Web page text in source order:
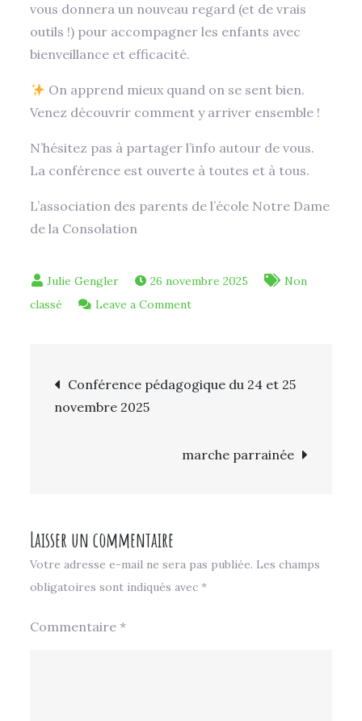
vous donnera un nouveau regard (et de vrais
outils !) pour accompagner les enfants avec
bienveillance et efficacité.
On apprend mieux quand on se sent bien.
Venez découvrir comment y arriver ensemble !
N’hésitez pas à partager l’info autour de vous.
La conférence est ouverte à toutes et à tous.
L’association des parents de l’école Notre Dame
de la Consolation
26 novembre 2025
Non
classé
Leave a Commenton
outils
ses
humeur
Navigation
de
Conférence pédagogique du 24 et 25
novembre 2025
marche parrainée
Laisser un commentaire
Votre adresse e-mail ne sera pas publiée. Les champs
obligatoires sont indiqués avec*
Commentaire*